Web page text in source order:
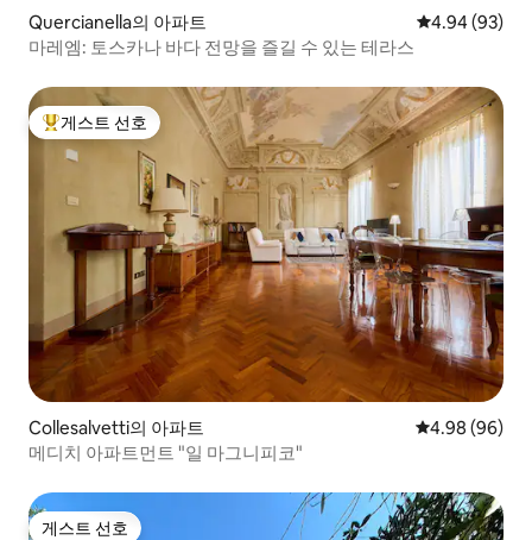
Quercianella의 아파트 평점 4.94점(5
4.94 (93)
마레엠: 토스카나 바다 전망을 즐길 수 있는 테라스
상위 게스트 선호
게스트 선호
Collesalvetti의 아파트 평점 4.98점(5
4.98 (96)
메디치 아파트먼트 "일 마그니피코"
게스트 선호